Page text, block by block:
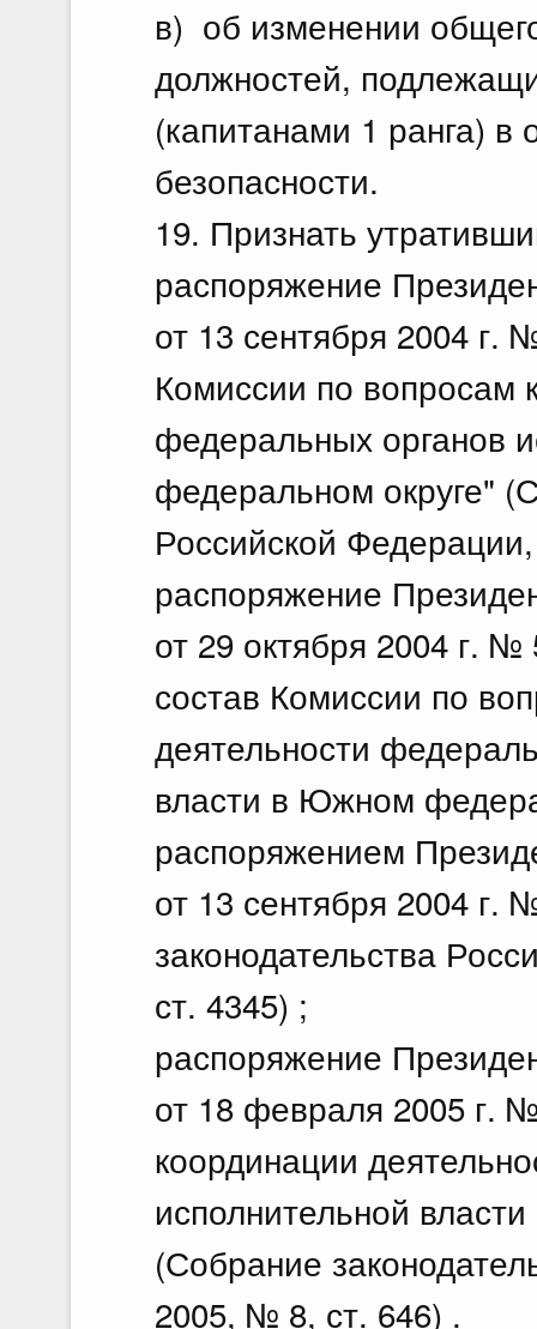
в) об изменении
должностей,
(капитанами 1 ранга)
безопасности.
19. Признать
распоряжение
от 13 сентября 2004
Комиссии по вопросам
федеральных органов
федеральном округе"
Российской
распоряжение
от 29 октября 2004 г.
состав Комиссии по
деятельности
власти в Южном
распоряжением
от 13 сентября 2004 г.
законодательства
ст. 4345) ;
распоряжение
от 18 февраля 2005 г.
координации
исполнительной
(Собрание
2005, № 8, ст. 646) .